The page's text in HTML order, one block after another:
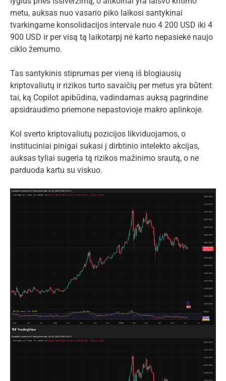
metu, auksas nuo vasario piko laikosi santykinai
tvarkingame konsolidacijos intervale nuo 4 200 USD iki 4
900 USD ir per visą tą laikotarpį nė karto nepasiekė naujo
ciklo žemumo.
Tas santykinis stiprumas per vieną iš blogiausių
kriptovaliutų ir rizikos turto savaičių per metus yra būtent
tai, ką Copilot apibūdina, vadindamas auksą pagrindine
apsidraudimo priemone nepastovioje makro aplinkoje.
Kol sverto kriptovaliutų pozicijos likviduojamos, o
instituciniai pinigai sukasi į dirbtinio intelekto akcijas,
auksas tyliai sugeria tą rizikos mažinimo srautą, o ne
parduoda kartu su viskuo.